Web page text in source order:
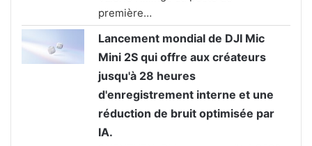
première…
Lancement mondial de DJI Mic
Mini 2S qui offre aux créateurs
jusqu'à 28 heures
d'enregistrement interne et une
réduction de bruit optimisée par
IA.